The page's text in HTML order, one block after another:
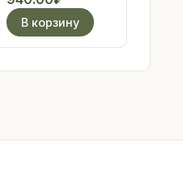
составляла
13
цена:
10
В корзину